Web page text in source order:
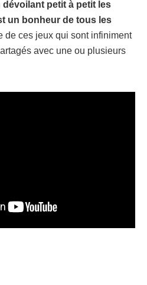
petit à petit les
un bonheur de tous les
de ces jeux qui sont infiniment
avec une ou plusieurs